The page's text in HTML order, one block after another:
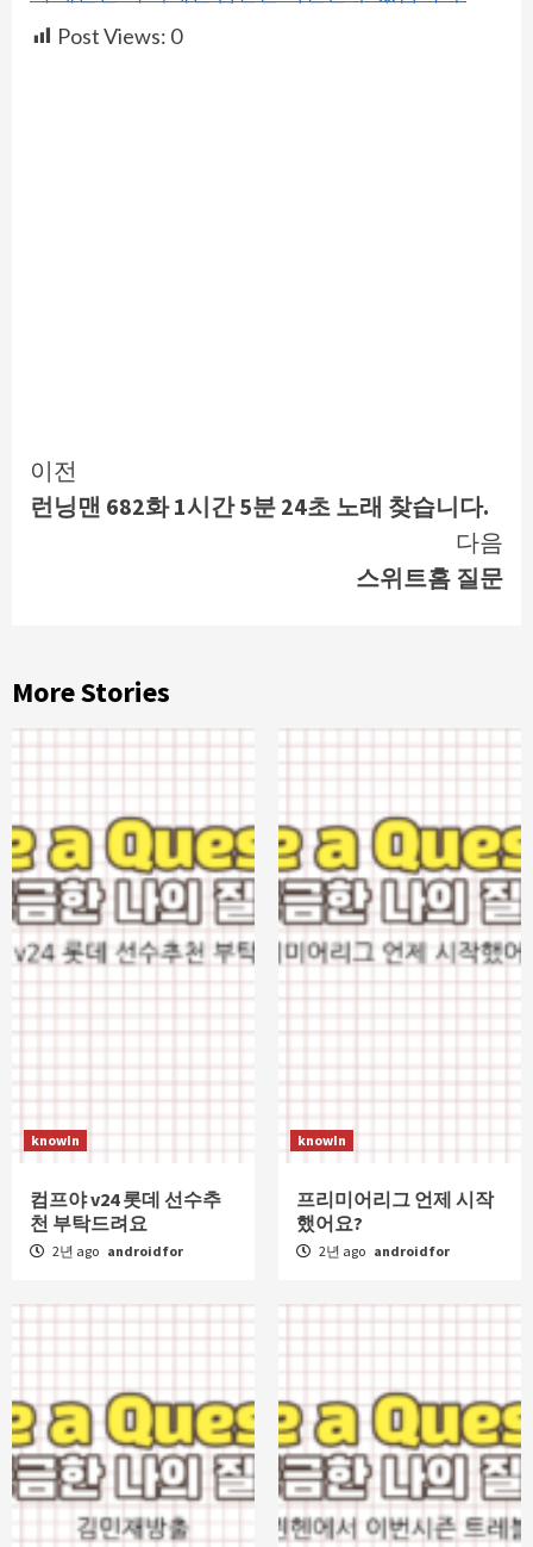
Post Views: 0
Continue
Reading
이전
런닝맨 682화 1시간 5분 24초 노래 찾습니다.
다음
스위트홈 질문
More Stories
knowIn
컴프야 v24 롯데 선수추
천 부탁드려요
2년 ago androidfor
knowIn
프리미어리그 언제 시작
했어요?
2년 ago androidfor